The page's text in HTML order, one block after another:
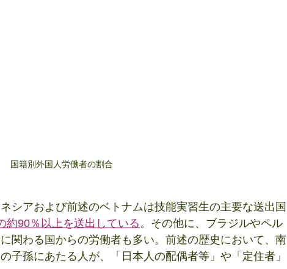
国籍別外国人労働者の割合
シアおよび前述のベトナムは技能実習生の主要な送出国
約90％以上を送出している。その他に、ブラジルやペル
関わる国からの労働者も多い。前述の歴史において、南
子孫にあたる人が、「日本人の配偶者等」や「定住者」